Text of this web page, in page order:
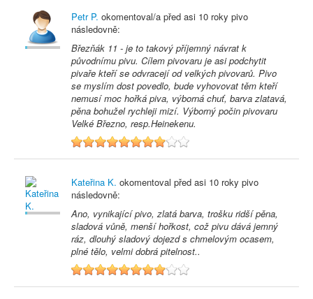
Petr P. okomentoval/a před asi 10 roky pivo
následovně:
Březňák 11 - je to takový příjemný návrat k
původnímu pivu. Cílem pivovaru je asi podchytit
pivaře kteří se odvracejí od velkých pivovarů. Pivo
se myslím dost povedlo, bude vyhovovat těm kteří
nemusí moc hořká piva, výborná chuť, barva zlatavá,
pěna bohužel rychleji mizí. Výborný počin pivovaru
Velké Březno, resp.Heinekenu.
8
Kateřina K. okomentoval před asi 10 roky pivo
následovně:
Ano, vynikající pivo, zlatá barva, trošku ridší pěna,
sladová vůně, menší hořkost, což pivu dává jemný
ráz, dlouhý sladový dojezd s chmelovým ocasem,
plné tělo, velmi dobrá pitelnost..
8